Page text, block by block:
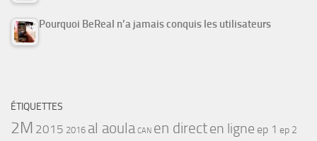
Pourquoi BeReal n’a jamais conquis les utilisateurs
ÉTIQUETTES
2M 2015 2016 al aoula CAN en directen ligne ep 1 ep 2